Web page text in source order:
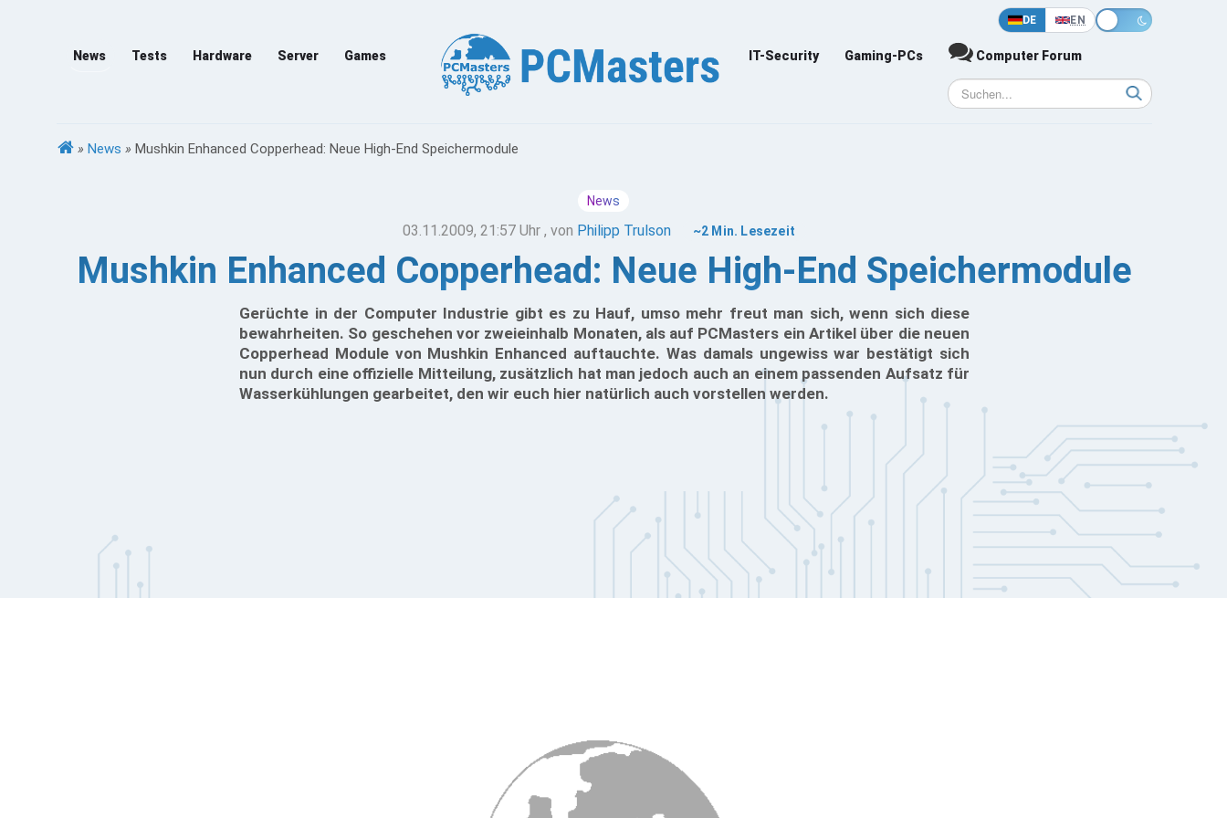
DE EN
News Tests Hardware Server Games IT-Security Gaming-PCs Computer Forum
» News » Mushkin Enhanced Copperhead: Neue High-End Speichermodule
News
03.11.2009, 21:57 Uhr , von Philipp Trulson ~2 Min. Lesezeit
Mushkin Enhanced Copperhead: Neue High-End Speichermodule
Gerüchte in der Computer Industrie gibt es zu Hauf, umso mehr freut man sich, wenn sich diese
bewahrheiten. So geschehen vor zweieinhalb Monaten, als auf PCMasters ein Artikel über die neuen
Copperhead Module von Mushkin Enhanced auftauchte. Was damals ungewiss war bestätigt sich
nun durch eine offizielle Mitteilung, zusätzlich hat man jedoch auch an einem passenden Aufsatz für
Wasserkühlungen gearbeitet, den wir euch hier natürlich auch vorstellen werden.